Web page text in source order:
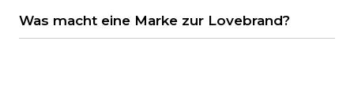
Was macht eine Marke zur Lovebrand?